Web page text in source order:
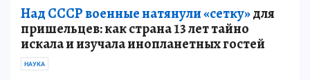
Над СССР военные натянули «сетку»для
пришельцев: как страна 13 лет тайно
искала и изучала инопланетных гостей
НАУКА